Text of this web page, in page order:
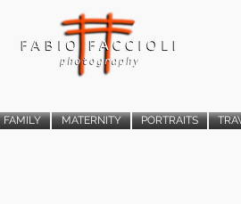
FAMILY MATERNITY PORTRAITS